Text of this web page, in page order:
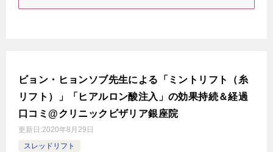
ビョン・ヒョンソブ先生による「ミントリフト（糸
リフト）」「ヒアルロン酸注入」の効果持続＆経過
口コミ@クリニックビザリア銀座院
更新日:2020年8月29日
スレッドリフト